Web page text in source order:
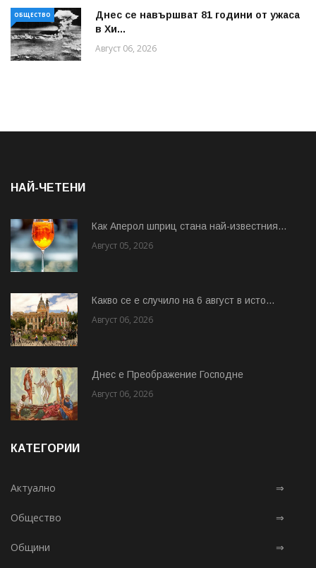
ОБЩЕСТВО
Днес се навършват 81 години от ужаса
в Хи...
Август 06, 2026
НАЙ-ЧЕТЕНИ
Как Аперол шприц стана най-известния...
Август 05, 2026
Какво се е случило на 6 август в исто...
Август 06, 2026
Днес е Преображение Господне
Август 06, 2026
КАТЕГОРИИ
Актуално ⇒
Общество ⇒
Общини ⇒